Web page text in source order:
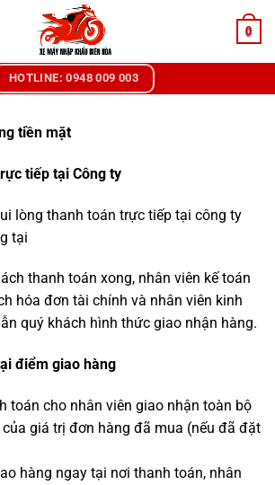
0
HOTLINE: 0948 009 003
tiền mặt
tiếp tại Công ty
lòng thanh toán trực tiếp tại công ty
tại
thanh toán xong, nhân viên kế toán
hóa đơn tài chính và nhân viên kinh
quý khách hình thức giao nhận hàng.
điểm giao hàng
toán cho nhân viên giao nhận toàn bộ
giá trị đơn hàng đã mua (nếu đã đặt
hàng ngay tại nơi thanh toán, nhân